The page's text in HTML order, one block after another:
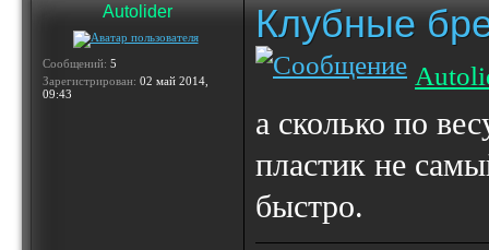
Autolider
Сообщений: 5
Зарегистрирован: 02 май 2014,
09:43
Клубные
а сколько по
пластик не
быстро.